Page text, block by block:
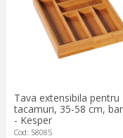
Tava extensibila pentru
tacamuri, 35-58 cm,
- Kesper
Cod: 58085